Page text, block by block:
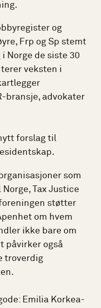
og
Frp og Sp stemt
Norge de siste 30
veksten i
bransje, advokater
forslag til
som
Tax Justice
støtter
om hvem
ikke bare om
påvirker også
troverdig
Emilia Korkea-